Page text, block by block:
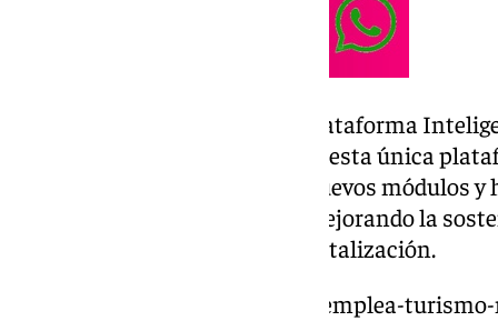
En concreto, la denominada ‘Plataforma
tiene como objetivo integrar en esta única
ya existentes e implementar nuevos módulos
funcionalidades adicionales, mejorando la
como destino a través de su digitalización.
https://www.101tv.es/jornada-emplea-